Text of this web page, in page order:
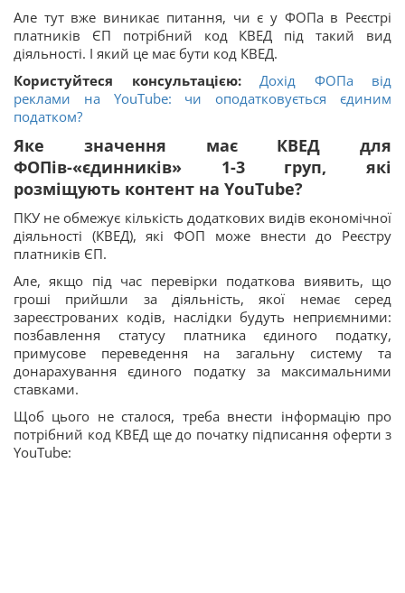
Але тут вже виникає питання, чи є у ФОПа в Реєстрі
платників ЄП потрібний код КВЕД під такий вид
діяльності. І який це має бути код КВЕД.
Користуйтеся консультацією: Дохід ФОПа від
реклами на YouTube: чи оподатковується єдиним
податком?
Яке значення має КВЕД для
ФОПів-«єдинників» 1-3 груп, які
розміщують контент на YouTube?
ПКУ не обмежує кількість додаткових видів економічної
діяльності (КВЕД), які ФОП може внести до Реєстру
платників ЄП.
Але, якщо під час перевірки податкова виявить, що
гроші прийшли за діяльність, якої немає серед
зареєстрованих кодів, наслідки будуть неприємними:
позбавлення статусу платника єдиного податку,
примусове переведення на загальну систему та
донарахування єдиного податку за максимальними
ставками.
Щоб цього не сталося, треба внести інформацію про
потрібний код КВЕД ще до початку підписання оферти з
YouTube: